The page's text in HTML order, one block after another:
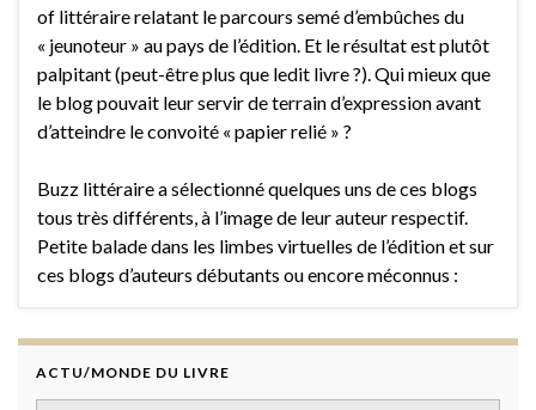
of littéraire relatant le parcours semé d’embûches du
« jeunoteur » au pays de l’édition. Et le résultat est plutôt
palpitant (peut-être plus que ledit livre ?). Qui mieux que
le blog pouvait leur servir de terrain d’expression avant
d’atteindre le convoité « papier relié » ?
Buzz littéraire a sélectionné quelques uns de ces blogs
tous très différents, à l’image de leur auteur respectif.
Petite balade dans les limbes virtuelles de l’édition et sur
ces blogs d’auteurs débutants ou encore méconnus :
ACTU/MONDE DU LIVRE